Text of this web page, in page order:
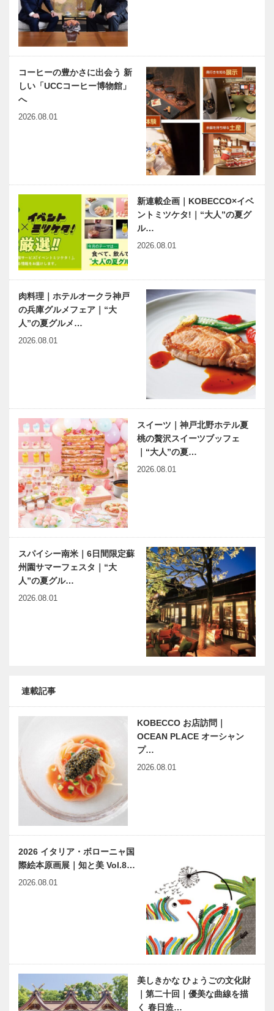
コーヒーの豊かさに出会う 新
しい「UCCコーヒー博物館」
へ
2026.08.01
新連載企画｜KOBECCO×イベ
ントミツケタ!｜“大人”の夏グ
ル…
2026.08.01
肉料理｜ホテルオークラ神戸
の兵庫グルメフェア｜“大
人”の夏グルメ…
2026.08.01
スイーツ｜神戸北野ホテル夏
桃の贅沢スイーツブッフェ
｜“大人”の夏…
2026.08.01
スパイシー南米｜6日間限定蘇
州園サマーフェスタ｜“大
人”の夏グル…
2026.08.01
連載記事
KOBECCO お店訪問｜
OCEAN PLACE オーシャン
プ…
2026.08.01
2026 イタリア・ボローニャ国
際絵本原画展｜知と美 Vol.8…
2026.08.01
美しきかな ひょうごの文化財
｜第二十回｜優美な曲線を描
く 春日造…